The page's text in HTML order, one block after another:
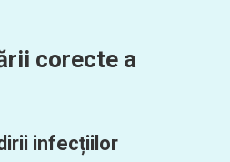
corecte a
infecțiilor